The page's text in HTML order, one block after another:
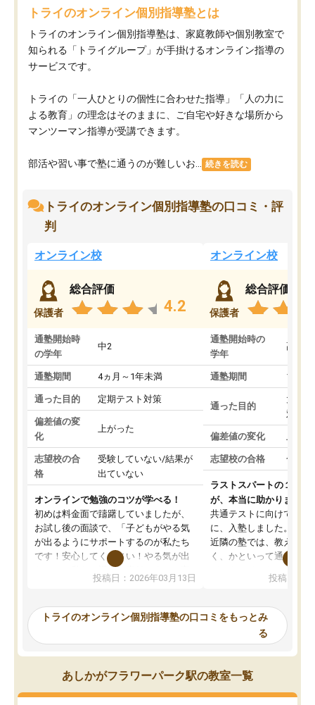
トライのオンライン個別指導塾とは
トライのオンライン個別指導塾は、家庭教師や個別教室で
知られる「トライグループ」が手掛けるオンライン指導の
サービスです。
トライの「一人ひとりの個性に合わせた指導」「人の力に
よる教育」の理念はそのままに、ご自宅や好きな場所から
マンツーマン指導が受講できます。
部活や習い事で塾に通うのが難しいお... 続きを読む
トライのオンライン個別指導塾の口コミ・評
判
オンライン校
保護者
総合評価
4.2
通塾開始時
の学年
中2
通塾期間 4ヵ月～1年未満
通った目的 定期テスト対策
偏差値の変
化
上がった
志望校の合
格
受験していない/結果が
出ていない
オンラインで勉強のコツが学べる！
初めは料金面で躊躇していましたが、
お試し後の面談で、「子どもがやる気
が出るようにサポートするのが私たち
です！安心してください！やる気が出
ないのは私たち講師の責任です」と言
ってくださり、確かに！と考えて、思
ったんですが、学生の先生から学ぶこ
み、徐々に成績が上がったらいいなと
思っていました。何が今足りないのか
を的確に指導いただき、子どももびっ
くりするほど楽しんでやる気を持って
塾を受けています。狙い通り、少しず
投稿日：2026年03月13日
オンライン校
保護者
総合評価
通塾開始時の
学年
高3
通塾期間 1～3
通った目的
大学
対策
偏差値の変化 上が
志望校の合格 合格
ラストスパートの１か月
が、本当に助かりました
共通テストに向けての追
に、入塾しました。田舎
近隣の塾では、教えても
く、かといって通うには
可能なので本当に助か
らないところをピンポイ
頂いて、とてもわかり
していました。一生を
スト、多少お金がかかっ
思い切って入塾してよか
投稿日：
トライのオンライン個別指導塾の口コミをもっとみ
る
あしかがフラワーパーク駅の教室一覧